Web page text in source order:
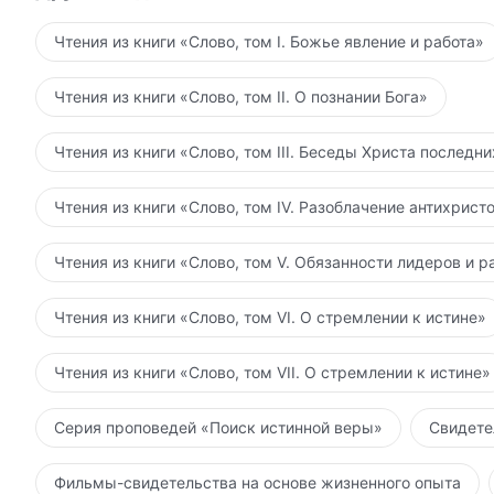
минимум, должны внешне поступать хорошо; но
отворачиваться от Слова Божьего ни при каких
происходят через Слово Божье. В будущем Слово
религии и все круги общества. Бог будет
руках Слово Божье, и так человечество обретет
повсюду, люди будут нести Слово Божье на устах
будет и внутри них, пропитанных Словом изнутри
совершенство. Люди, исполняющие волю Божью,
реальности обладают Словом Божьим.
Свое Слово среди вас, приводя вас к
народам, чтобы покорить их. Через Слово все
Божьему и Его откровениям развращенный
облик, а также смягчается непокорный нрав.
покоряет человека в свете Божьем. То, что Бог
поворотные моменты в Его работе, — все это есть
ничего не поймешь. Благодаря тому, что ты сам
своими братьями и сестрами, а также благодаря
всесторонне познать Слово Божье. Только так
Чтения из книги «Слово, том I. Божье явление и работа»
Чтения из книги «Слово, том II. О познании Бога»
Чтения из книги «Слово, том III. Беседы Христа
Чтения из книги «Слово, том IV. Разоблачение
Чтения из книги «Слово, том V. Обязанности лидеров и
Чтения из книги «Слово, том VI. О стремлении к истине»
Чтения из книги «Слово, том VII. О стремлении к истине»
Серия проповедей «Поиск истинной веры»
Фильмы-свидетельства на основе жизненного опыта